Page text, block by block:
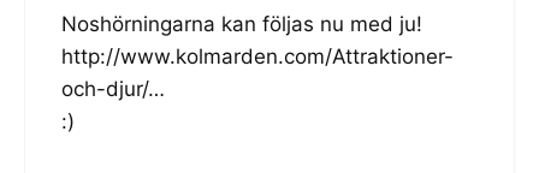
Noshörningarna kan följas nu med ju!
http://www.kolmarden.com/Attraktioner-
och-djur/…
:)